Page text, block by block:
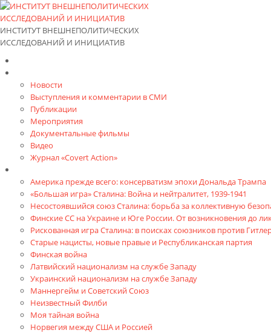
ИНСТИТУТ ВНЕШНЕПОЛИТИЧЕСКИХ
ИССЛЕДОВАНИЙ И ИНИЦИАТИВ
Новости
Выступления и коммента­рии в СМИ
Публикации
Мероприятия
Документальные фильмы
Видео
Журнал «Covert Action»
Америка прежде всего: консерватизм эпохи Дональда Трампа
«Большая игра» Сталина: Война и нейтралитет, 1939-1941
Несостоявшийся союз Сталина: борьба за коллективную
Финские СС на Украине и Юге России. От возникновения до
Рискованная игра Сталина: в поисках союзников против
Старые нацисты, новые правые и Республиканская партия
Финская война
Латвийский национализм на службе Западу
Украинский национализм на службе Западу
Маннергейм и Советский Союз
Неизвестный Филби
Моя тайная война
Норвегия между США и Россией